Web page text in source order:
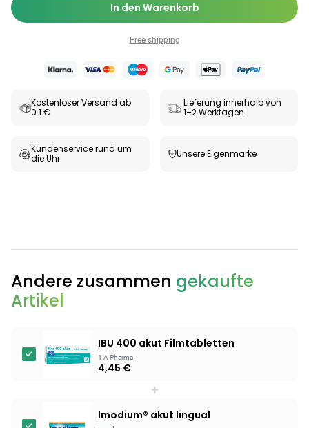
In den Warenkorb
Free shipping
Kostenloser Versand ab
0.1 €
Lieferung innerhalb von
1–2 Werktagen
Kundenservice rund um
die Uhr
Unsere Eigenmarke
Andere zusammen gekaufte
Artikel
IBU 400 akut Filmtabletten
1 A Pharma
4,45 €
+
Imodium® akut lingual